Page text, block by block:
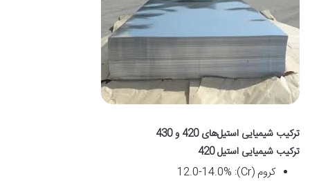
ترکیب شیمیایی استیل‌های 420 و 430
ترکیب شیمیایی استیل 420
کروم (Cr): 12.0-14.0%